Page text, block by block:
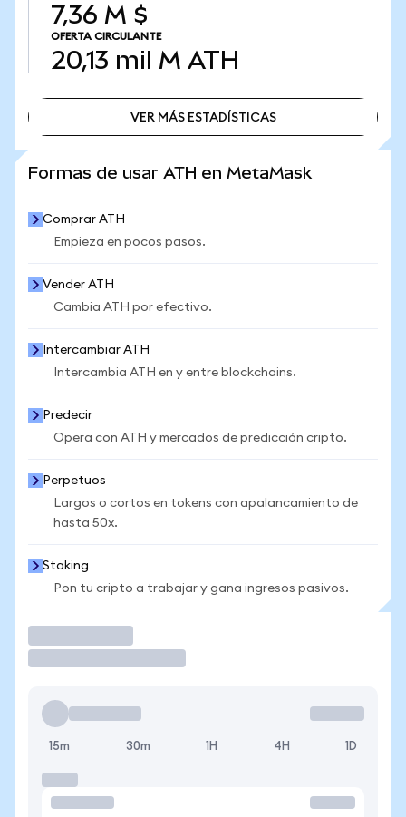
7,36 M $
OFERTA CIRCULANTE
20,13 mil M ATH
VER MÁS ESTADÍSTICAS
Formas de usar ATH en MetaMask
Comprar ATH
Empieza en pocos pasos.
Vender ATH
Cambia ATH por efectivo.
Intercambiar ATH
Intercambia ATH en y entre blockchains.
Predecir
Opera con ATH y mercados de predicción cripto.
Perpetuos
Largos o cortos en tokens con apalancamiento de
hasta 50x.
Staking
Pon tu cripto a trabajar y gana ingresos pasivos.
15m 30m 1H 4H 1D